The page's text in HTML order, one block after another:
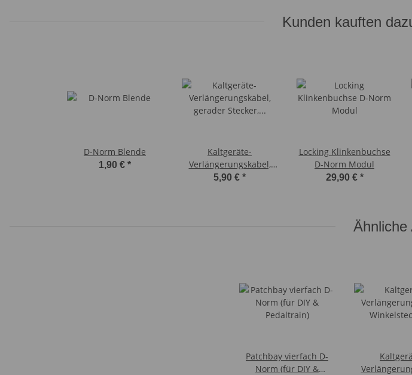
Kunden kauften
D-Norm Blende
1,90 € *
Kaltgeräte-
Verlängerungskabel,
gerader Stecker, 50 cm
5,90 € *
Locking Klinkenbuchse
D-Norm Modul
29,90 € *
Ähnliche
Patchbay vierfach D-
Norm (für DIY &